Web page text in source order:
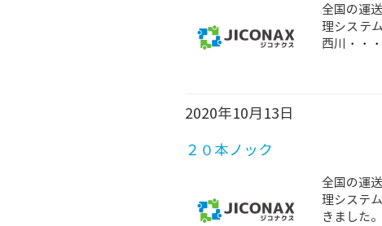
全国の運
理システ
西川 ・・・
2020年10月13日
２０本ノック
全国の運
理システ
きました